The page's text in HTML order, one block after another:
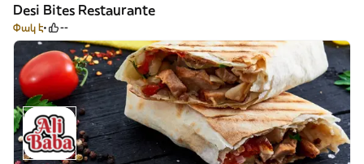
Desi Bites Restaurante
Փակ է --